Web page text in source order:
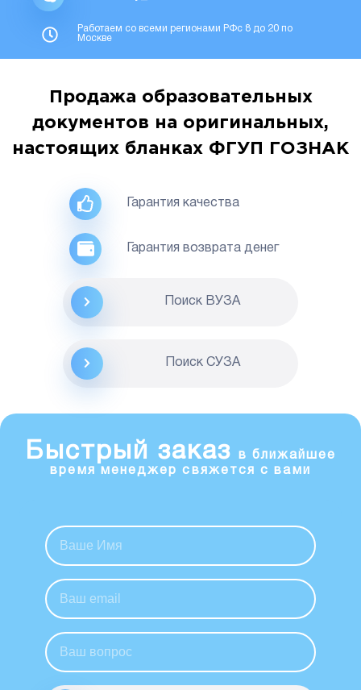
Работаем со всеми регионами РФс 8 до 20 по
Москве
Продажа образовательных
документов на оригинальных,
настоящих бланках ФГУП ГОЗНАК
Гарантия качества
Гарантия возврата денег
Поиск ВУЗА
Поиск CУЗА
Быстрый заказ
в ближайшее
время менеджер свяжется с вами